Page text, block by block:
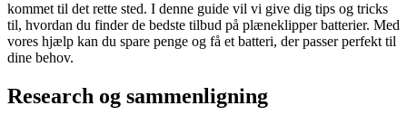
kommet til det rette sted. I denne guide vil vi give dig tips og tricks
til, hvordan du finder de bedste tilbud på plæneklipper batterier. Med
vores hjælp kan du spare penge og få et batteri, der passer perfekt til
dine behov.
Research og sammenligning